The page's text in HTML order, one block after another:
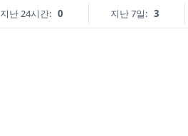
지난 24시간: 0 지난 7일: 3